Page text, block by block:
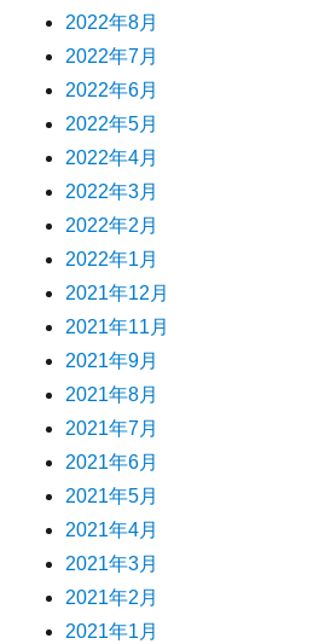
2022年8月
2022年7月
2022年6月
2022年5月
2022年4月
2022年3月
2022年2月
2022年1月
2021年12月
2021年11月
2021年9月
2021年8月
2021年7月
2021年6月
2021年5月
2021年4月
2021年3月
2021年2月
2021年1月